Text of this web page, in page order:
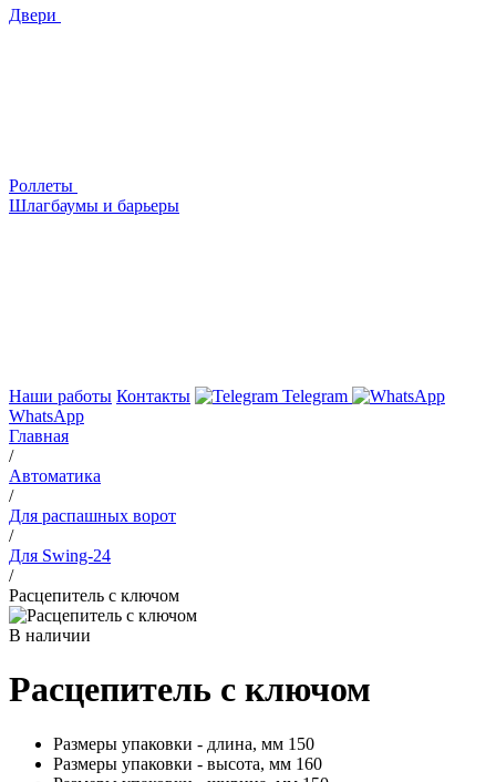
Двери
Роллеты
Шлагбаумы и барьеры
Наши работы Контакты
Telegram
WhatsApp
Главная
/
Автоматика
/
Для распашных ворот
/
Для Swing-24
/
Расцепитель с ключом
В наличии
Расцепитель с ключом
Размеры упаковки - длина, мм 150
Размеры упаковки - высота, мм 160